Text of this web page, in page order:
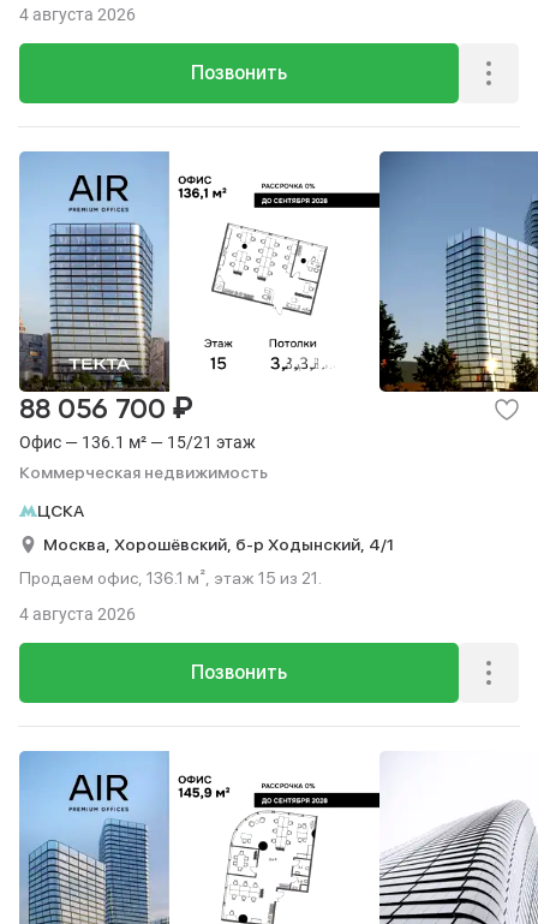
Позвонить
4 августа 2026
Офис — 136.1 м² — 15/21 этаж
Коммерческая недвижимость
88 056 700 ₽
ЦСКА
Москва, Хорошёвский, б-р Ходынский, 4/1
Продаем офис, 136.1 м², этаж 15 из 21.
Позвонить
4 августа 2026